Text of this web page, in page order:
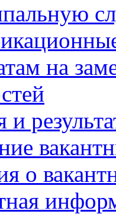
на
и
о